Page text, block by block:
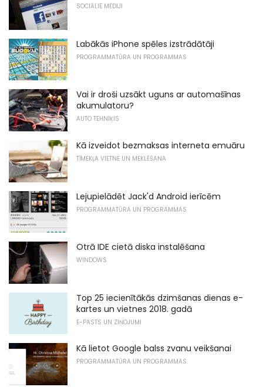
SOCIĀLIE MĒDIJI
Labākās iPhone spēles izstrādātāji
PROGRAMMATŪRA UN PROGRAMMAS
Vai ir droši uzsākt uguns ar automašīnas
akumulatoru?
AUTO TEHNIĶIS
Kā izveidot bezmaksas interneta emuāru
TĪMEKĻA VIETNE UN MEKLĒŠANA
Lejupielādēt Jack'd Android ierīcēm
PROGRAMMATŪRA UN PROGRAMMAS
Otrā IDE cietā diska instalēšana
WINDOWS
Top 25 iecienītākās dzimšanas dienas e-
kartes un vietnes 2018. gadā
E-PASTS UN ZIŅOJUMI
Kā lietot Google balss zvanu veikšanai
PROGRAMMATŪRA UN PROGRAMMAS